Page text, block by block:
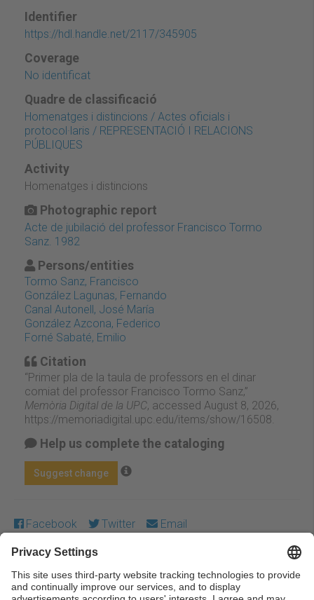
Identifier
https://hdl.handle.net/2117/345905
Coverage
No identificat
Quadre de classificació
Homenatges i distincions / Actes oficials i
protocol·laris / REPRESENTACIÓ I RELACIONS
PÚBLIQUES
Activity
Homenatges i distincions
Photographic report
Acte de jubilació del professor Francisco Tormo
Sanz. 1982
Persons/entities
Tormo Sanz, Francisco
González Lagunas, Fernando
Canal Autonell, José María
González Azcona, Federico
Forné Sabaté, Emilio
Citation
“Primer pla de la taula de professors en el dinar
comiat del professor Francisco Tormo Sanz,”
Memòria Digital de la UPC, accessed August 8, 2026,
https://memoriadigital.upc.edu/items/show/16508
Help us complete the cataloging
Suggest change
Facebook Twitter Email
Except where otherwise noted, content on this work is